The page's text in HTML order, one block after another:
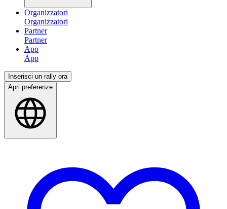
Organizzatori
Partner
App
Inserisci un rally ora
Apri preferenze